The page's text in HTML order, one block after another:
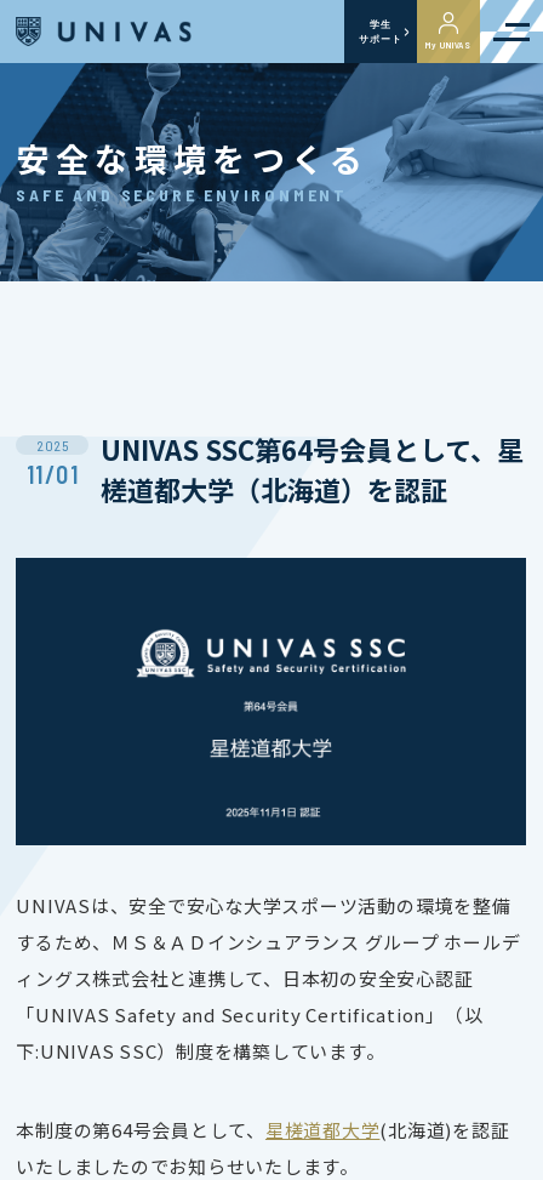
学生
サポート
My UNIVAS
安全な環境をつくる
SAFE AND SECURE ENVIRONMENT
2025
11/01
UNIVAS SSC第64号会員として、星
槎道都大学（北海道）を認証
UNIVASは、安全で安心な大学スポーツ活動の環境を整備
するため、ＭＳ＆ＡＤインシュアランス グループ ホールデ
ィングス株式会社と連携して、日本初の安全安心認証
「UNIVAS Safety and Security Certification」（以
下:UNIVAS SSC）制度を構築しています。
本制度の第64号会員として、 星槎道都大学(北海道)を認証
いたしましたのでお知らせいたします。